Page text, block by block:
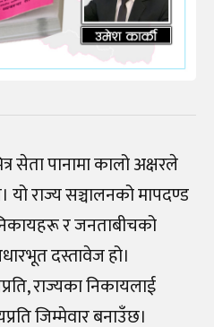
सेता पानामा कालो अक्षरले
यो राज्य सञ्चालनको मापदण्ड
र जनताबीचको
दस्तावेज हो।
राज्यका निकायलाई
जिम्मेवार बनाउँछ।